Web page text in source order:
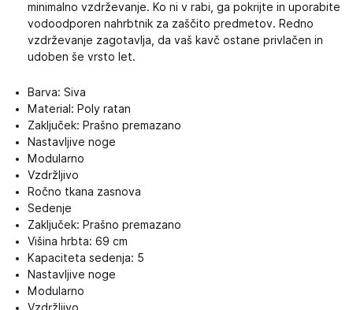
minimalno vzdrževanje. Ko ni v rabi, ga pokrijte in uporabite
vodoodporen nahrbtnik za zaščito predmetov. Redno
vzdrževanje zagotavlja, da vaš kavč ostane privlačen in
udoben še vrsto let.
Barva: Siva
Material: Poly ratan
Zaključek: Prašno premazano
Nastavljive noge
Modularno
Vzdržljivo
Ročno tkana zasnova
Sedenje
Zaključek: Prašno premazano
Višina hrbta: 69 cm
Kapaciteta sedenja: 5
Nastavljive noge
Modularno